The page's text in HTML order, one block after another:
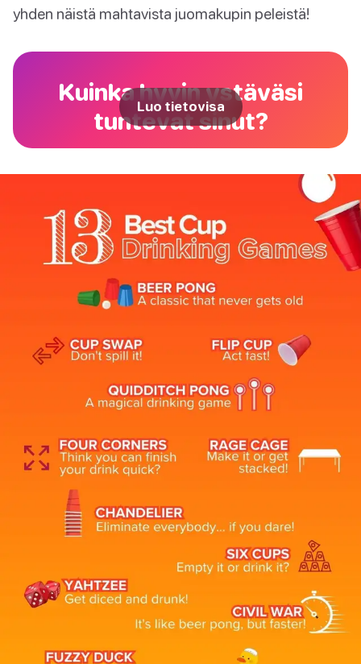
yhden näistä mahtavista juomakupin peleistä!
Kuinka hyvin ystäväsi
tuntevat sinut?
Luo tietovisa